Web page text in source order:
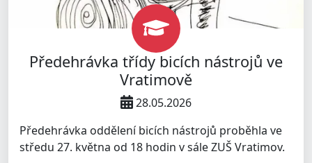
Předehrávka třídy bicích nástrojů ve
Vratimově
28.05.2026
Předehrávka oddělení bicích nástrojů proběhla ve
středu 27. května od 18 hodin v sále ZUŠ Vratimov.